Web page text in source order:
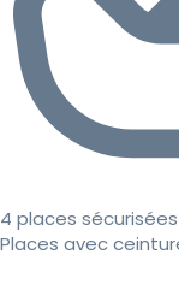
4 places sécurisées
Places avec